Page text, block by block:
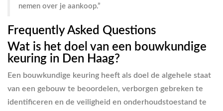
nemen over je aankoop.”
Frequently Asked Questions
Wat is het doel van een bouwkundige
keuring in Den Haag?
Een bouwkundige keuring heeft als doel de algehele staat
van een gebouw te beoordelen, verborgen gebreken te
identificeren en de veiligheid en onderhoudstoestand te